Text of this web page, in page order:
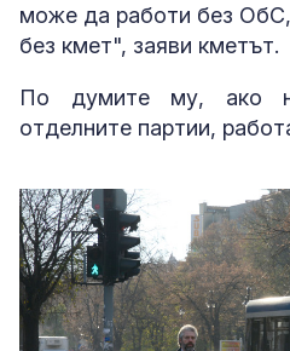
може да работи без
без кмет", заяви кметът.
По думите му, ако
отделните партии,